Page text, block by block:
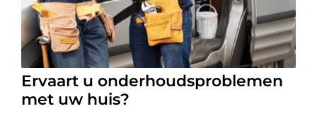
Ervaart u onderhoudsproblemen
met uw huis?